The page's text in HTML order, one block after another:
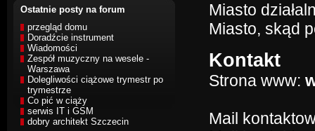
Ostatnie posty na forum
przegląd domu
Doradźcie instrument
Wiadomości
Zespół muzyczny na wesele -
Warszawa
Dolegliwości ciążowe trymestr po
trymestrze
Co pić w ciąży
serwis IT i GSM
dobry architekt Szczecin
Miasto
Miasto, skąd
Kontakt
Strona www:
Mail